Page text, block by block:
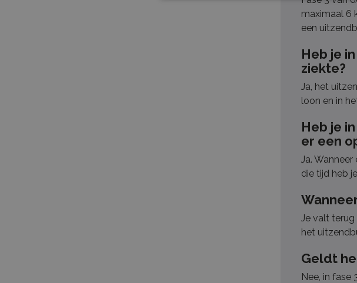
maximaal 6
een
Heb je
ziekte?
Ja, het
loon en in
Heb je
er een
Ja.
die tijd heb
Je valt terug
het
Geldt
Nee, in fase